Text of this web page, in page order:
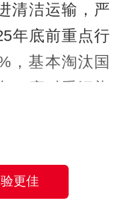
清洁运输，严
年底前重点行
，基本淘汰国
制定2025年11
。
更佳